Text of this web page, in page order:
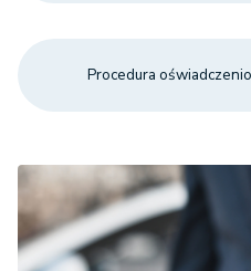
Procedura